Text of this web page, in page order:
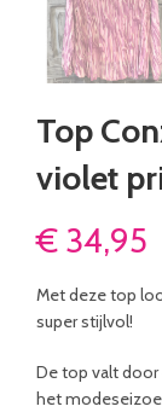
Top
violet
€ 34,95
Met deze top
super stijlvol!
De top valt
het